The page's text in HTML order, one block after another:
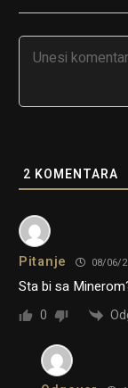
2 KOMENTARA
Pitanje 08/06/
Sta bi sa
0